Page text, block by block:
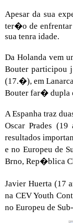
Apesar da sua
ter�o de enfrentar
sua tenra idade.
Da Holanda vem
Bouter participou
(17.�), em
Bouter far� dupla
A Espanha traz
Oscar Prades
resultados
e no Europeu de
Brno, Rep�blica
Javier Huerta (17
na CEV Youth
no Europeu de